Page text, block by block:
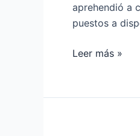
aprehendió a
puestos a
dosis
de
SCSF
Leer más »